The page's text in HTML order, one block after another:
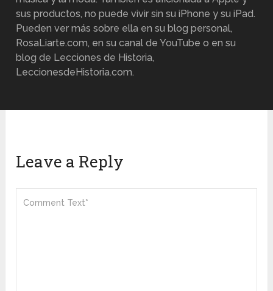
sus productos, no puede vivir sin su iPhone y su iPad.
Pueden ver más sobre ella en su blog personal,
RosaLiarte.com, en su canal de YouTube o en su
blog de Lecciones de Historia,
LeccionesdeHistoria.com.
Leave a Reply